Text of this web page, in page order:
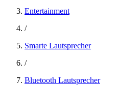
Entertainment
/
Smarte Lautsprecher
/
Bluetooth Lautsprecher